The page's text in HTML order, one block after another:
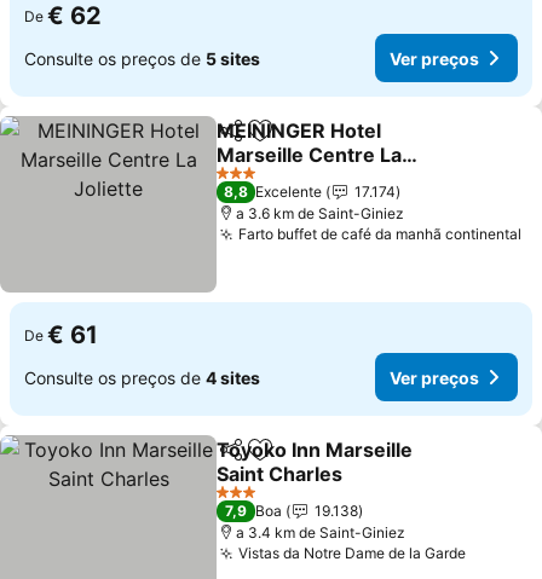
De € 62
Consulte os preços de 5 sites Ver preços
PartilharAdicionar aos favoritos
MEININGER Hotel
Marseille Centre La
Joliette
3 Estrelas
8,8 Excelente
17.174
a 3.6 km de Saint-Giniez
Farto buffet de café da manhã continental
De € 61
Consulte os preços de 4 sites Ver preços
PartilharAdicionar aos favoritos
Toyoko Inn Marseille
Saint Charles
3 Estrelas
7,9 Boa
19.138
a 3.4 km de Saint-Giniez
Vistas da Notre Dame de la Garde